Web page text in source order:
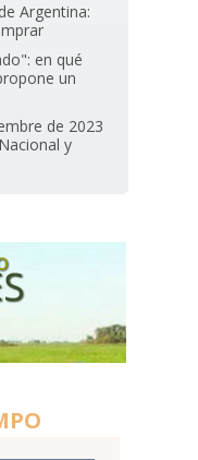
Argentina:
en qué
un
de 2023
y